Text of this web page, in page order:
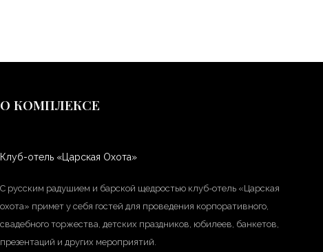
О КОМПЛЕКСЕ
Клуб-отель «Царская Охота»
С русским радушием и барской щедростью клуб-отель «Царская
охота» примет у себя гостей для проведения корпоративного,
свадебного торжества, детских праздников, юбилеев, банкетов,
презентаций и других мероприятий.